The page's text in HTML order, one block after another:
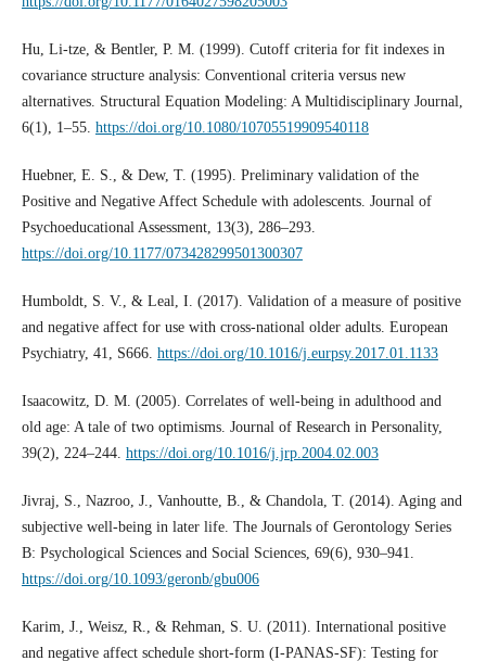
Hu, Li-tze, & Bentler, P. M. (1999). Cutoff criteria for fit indexes in
covariance structure analysis: Conventional criteria versus new
alternatives. Structural Equation Modeling: A Multidisciplinary Journal,
6(1), 1–55. https://doi.org/10.1080/10705519909540118
Huebner, E. S., & Dew, T. (1995). Preliminary validation of the
Positive and Negative Affect Schedule with adolescents. Journal of
Psychoeducational Assessment, 13(3), 286–293.
https://doi.org/10.1177/073428299501300307
Humboldt, S. V., & Leal, I. (2017). Validation of a measure of positive
and negative affect for use with cross-national older adults. European
Psychiatry, 41, S666. https://doi.org/10.1016/j.eurpsy.2017.01.1133
Isaacowitz, D. M. (2005). Correlates of well-being in adulthood and
old age: A tale of two optimisms. Journal of Research in Personality,
39(2), 224–244. https://doi.org/10.1016/j.jrp.2004.02.003
Jivraj, S., Nazroo, J., Vanhoutte, B., & Chandola, T. (2014). Aging and
subjective well-being in later life. The Journals of Gerontology Series
B: Psychological Sciences and Social Sciences, 69(6), 930–941.
https://doi.org/10.1093/geronb/gbu006
Karim, J., Weisz, R., & Rehman, S. U. (2011). International positive
and negative affect schedule short-form (I-PANAS-SF): Testing for